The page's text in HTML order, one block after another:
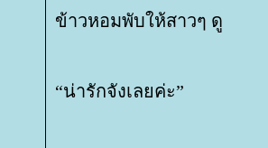
ข้าวหอมพับให้สาวๆ ดู
“น่ารักจังเลยค่ะ”